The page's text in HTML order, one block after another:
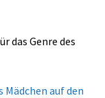
das Genre des
Mädchen auf den